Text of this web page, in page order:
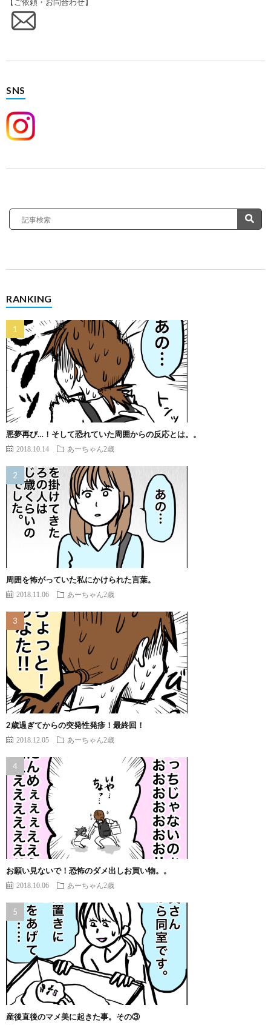
【ご依頼・お問合わせ】
SNS
RANKING
悪夢再び…！そして恐れていた周囲からの反応とは。。
2018.10.14 あーちゃん2歳
周囲を怖がっていた私にかけられた言葉。
2018.11.06 あーちゃん2歳
2歳過ぎてからの突発性発疹！最終回！
2018.12.05 あーちゃん2歳
お願い見ないで！恐怖のダメ出しお買い物。。
2018.10.06 あーちゃん2歳
産後直後のマメ美に起きた事。その③